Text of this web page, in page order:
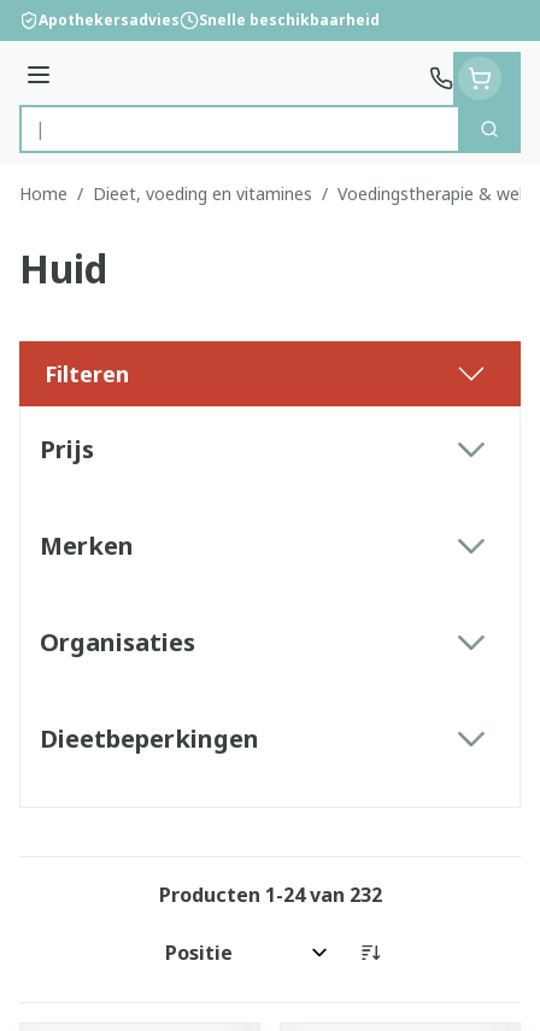
Ga naar de inhoud
Apothekersadvies Snelle beschikbaarheid
Menu
Product, merk, categorie...
Zoek
Home / Dieet, voeding en vitamines / Voedingstherapie &
Huid
Filteren
Prijs
Merken
Organisaties
Dieetbeperkingen
Producten 1-24van 232
Sorteer op: